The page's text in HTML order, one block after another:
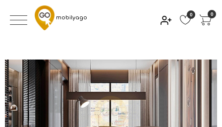
mobilyago 0 0